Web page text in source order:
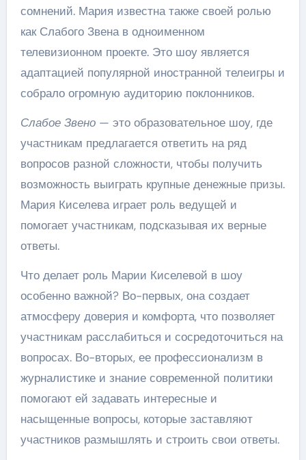
сомнений. Мария известна также своей ролью
как Слабого Звена в одноименном
телевизионном проекте. Это шоу является
адаптацией популярной иностранной телеигры и
собрало огромную аудиторию поклонников.
Слабое Звено— это образовательное шоу, где
участникам предлагается ответить на ряд
вопросов разной сложности, чтобы получить
возможность выиграть крупные денежные призы.
Мария Киселева играет роль ведущей и
помогает участникам, подсказывая их верные
ответы.
Что делает роль Марии Киселевой в шоу
особенно важной? Во-первых, она создает
атмосферу доверия и комфорта, что позволяет
участникам расслабиться и сосредоточиться на
вопросах. Во-вторых, ее профессионализм в
журналистике и знание современной политики
помогают ей задавать интересные и
насыщенные вопросы, которые заставляют
участников размышлять и строить свои ответы.